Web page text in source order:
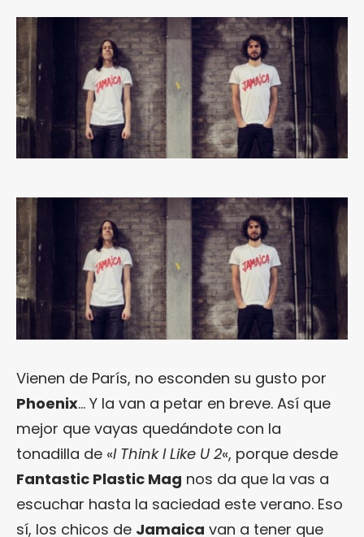
Vienen de París, no esconden su gusto por
Phoenix… Y la van a petar en breve. Así que
mejor que vayas quedándote con la
tonadilla de «I Think I Like U 2«, porque desde
Fantastic Plastic Mag nos da que la vas a
escuchar hasta la saciedad este verano. Eso
sí, los chicos de Jamaica van a tener que